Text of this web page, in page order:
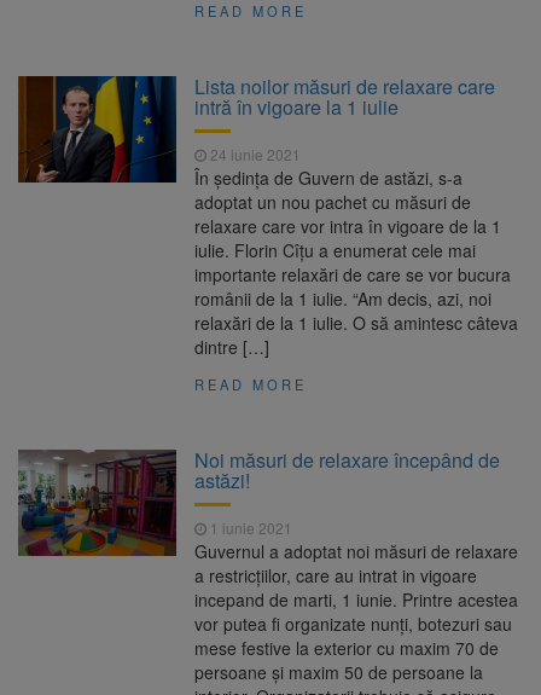
READ MORE
Lista noilor măsuri de relaxare care
intră în vigoare la 1 iulie
24 iunie 2021
În ședința de Guvern de astăzi, s-a
adoptat un nou pachet cu măsuri de
relaxare care vor intra în vigoare de la 1
iulie. Florin Cîțu a enumerat cele mai
importante relaxări de care se vor bucura
românii de la 1 iulie. “Am decis, azi, noi
relaxări de la 1 iulie. O să amintesc câteva
dintre […]
READ MORE
Noi măsuri de relaxare începând de
astăzi!
1 iunie 2021
Guvernul a adoptat noi măsuri de relaxare
a restricțiilor, care au intrat in vigoare
incepand de marti, 1 iunie. Printre acestea
vor putea fi organizate nunți, botezuri sau
mese festive la exterior cu maxim 70 de
persoane și maxim 50 de persoane la